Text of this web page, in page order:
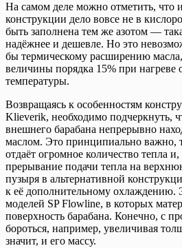
На самом деле можно отметить, что
конструкции дело вовсе не в
быть заполнена тем же азотом —
надёжнее и дешевле. Но это
бы термическому расширению масла,
величины порядка 15% при нагреве
температуры.
Возвращаясь к особенностям
Klieverik, необходимо подчеркнуть,
внешнего барабана непрерывно
маслом. Это принципиально важно,
отдаёт огромное количество тепла
прерывание подачи тепла на
пузыря в альтернативной
к её дополнительному охлаждению.
моделей SP Flowline, в которых
поверхность барабана. Конечно, с
бороться, например, увеличивая
значит, и его массу.